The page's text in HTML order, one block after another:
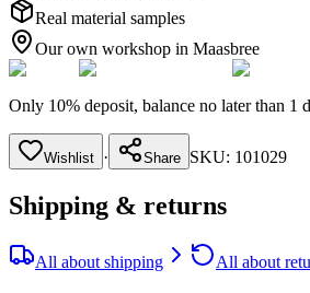
Real material samples
Our own workshop in Maasbree
Only 10% deposit, balance no later than 1
Wishlist · Share SKU: 101029
Shipping & returns
All about shipping All about